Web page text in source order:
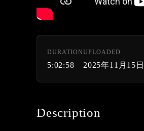
DURATION
5:02:58
UPLOADED
2025年11月15日
Description